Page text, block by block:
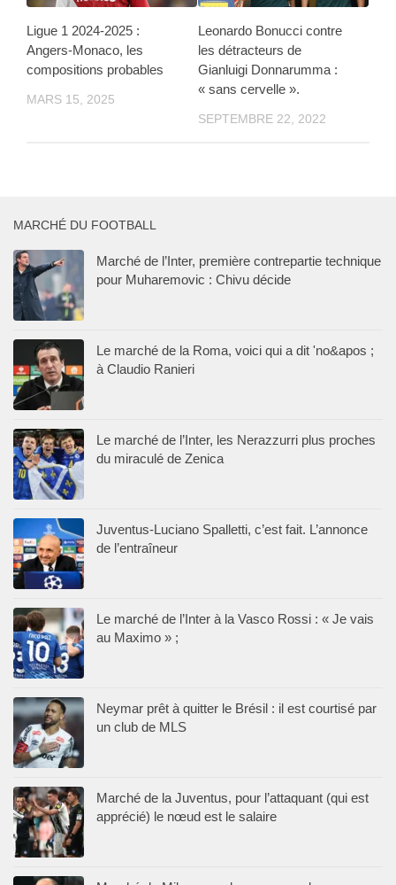
Ligue 1 2024-2025 :
Angers-Monaco, les
compositions probables
MARS 15, 2025
Leonardo Bonucci contre
les détracteurs de
Gianluigi Donnarumma :
« sans cervelle ».
SEPTEMBRE 22, 2022
MARCHÉ DU FOOTBALL
Marché de l’Inter, première contrepartie technique
pour Muharemovic : Chivu décide
Le marché de la Roma, voici qui a dit 'no&apos ;
à Claudio Ranieri
Le marché de l’Inter, les Nerazzurri plus proches
du miraculé de Zenica
Juventus-Luciano Spalletti, c’est fait. L’annonce
de l’entraîneur
Le marché de l’Inter à la Vasco Rossi : « Je vais
au Maximo » ;
Neymar prêt à quitter le Brésil : il est courtisé par
un club de MLS
Marché de la Juventus, pour l’attaquant (qui est
apprécié) le nœud est le salaire